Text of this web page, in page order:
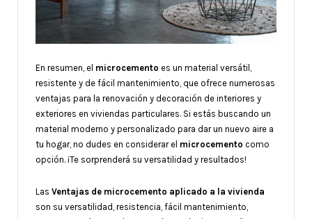
En resumen, el microcemento es un material versátil,
resistente y de fácil mantenimiento, que ofrece numerosas
ventajas para la renovación y decoración de interiores y
exteriores en viviendas particulares. Si estás buscando un
material moderno y personalizado para dar un nuevo aire a
tu hogar, no dudes en considerar el microcemento como
opción. ¡Te sorprenderá su versatilidad y resultados!
Las Ventajas de microcemento aplicado a la vivienda
son su versatilidad, resistencia, fácil mantenimiento,